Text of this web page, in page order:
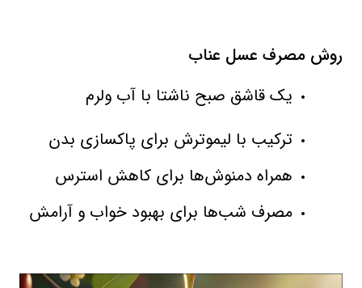
روش مصرف عسل عناب
یک قاشق صبح ناشتا با آب ولرم
ترکیب با لیموترش برای پاکسازی بدن
همراه دمنوش‌ها برای کاهش استرس
مصرف شب‌ها برای بهبود خواب و آرامش